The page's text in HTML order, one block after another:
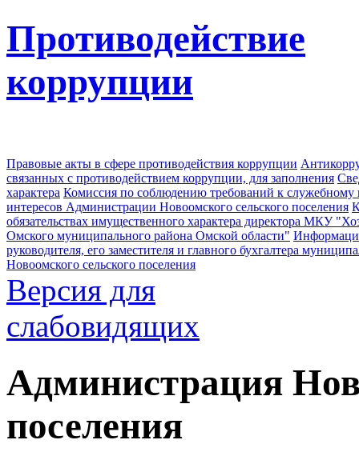
Противодействие
коррупции
Правовые акты в сфере противодействия коррупции
связанных с противодействием коррупции, для заполнения
характера Комиссия по соблюдению требований к
интересов Администрации Новоомского сельского поселения
обязательствах имущественного характера директора МКУ
Омского муниципального района Омской области"
руководителя, его заместителя и главного бухгалтера
Новоомского сельского поселения
Версия для
слабовидящих
Администрация
поселения